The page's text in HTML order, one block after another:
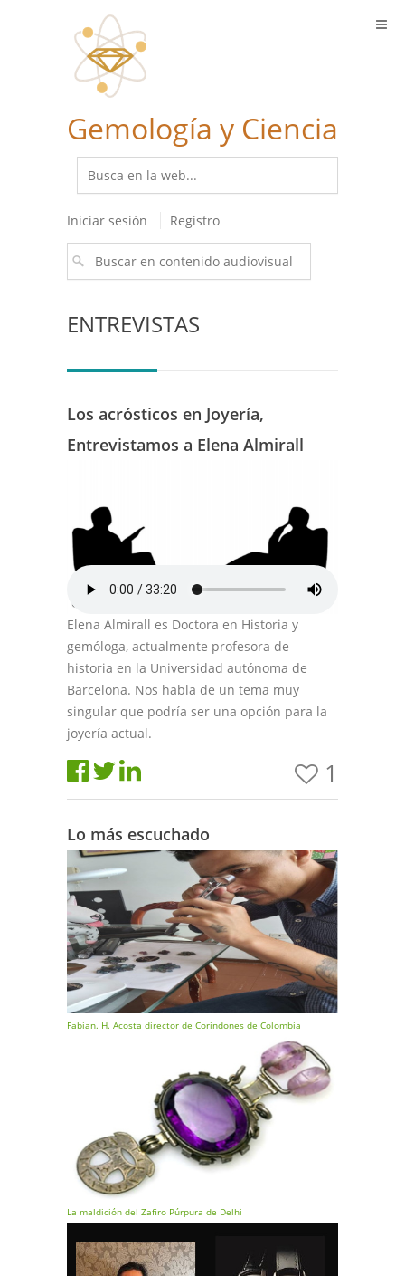
Gemología y Ciencia
Iniciar sesión Registro
ENTREVISTAS
Los acrósticos en Joyería,
Entrevistamos a Elena Almirall
Elena Almirall es Doctora en Historia y
gemóloga, actualmente profesora de
historia en la Universidad autónoma de
Barcelona. Nos habla de un tema muy
singular que podría ser una opción para la
joyería actual.
1
Lo más escuchado
Fabian. H. Acosta director de Corindones de Colombia
La maldición del Zafiro Púrpura de Delhi